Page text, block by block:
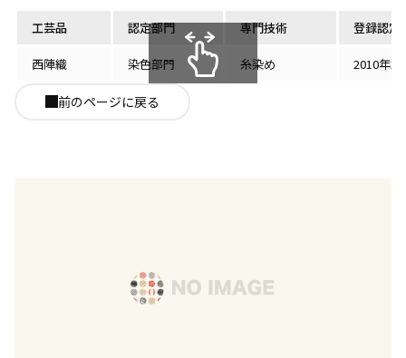
工芸品 認定部門 専門技術 登録認定
西陣織 染色部門 糸染め 2010年2
前のページに戻る